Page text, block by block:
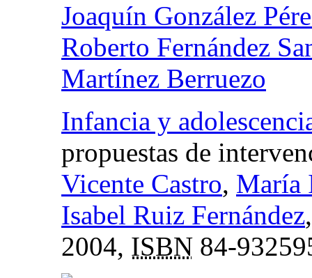
Joaquín González
Roberto Fernández
Martínez Berruezo
Infancia y
propuestas de
Vicente Castro, María
Isabel Ruiz Fernández
2004, ISBN 84-